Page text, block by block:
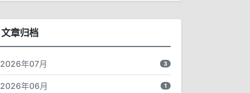
文章归档
2026年07月 3
2026年06月 1